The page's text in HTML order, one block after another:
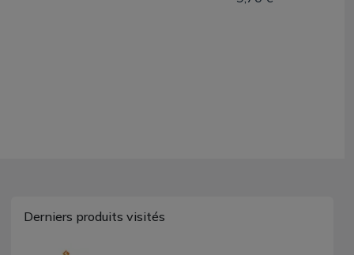
Derniers produits visités